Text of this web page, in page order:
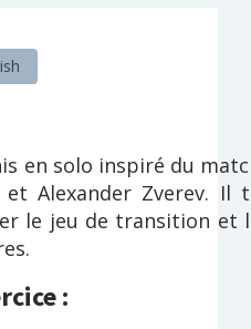
en solo inspiré du
Alexander Zverev. Il
le jeu de transition et
: